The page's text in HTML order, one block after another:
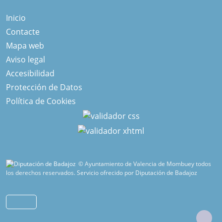
Inicio
Contacte
Mapa web
Aviso legal
Accesibilidad
Protección de Datos
Política de Cookies
© Ayuntamiento de Valencia de Mombuey todos
los derechos reservados.Servicio ofrecido por Diputación de Badajoz